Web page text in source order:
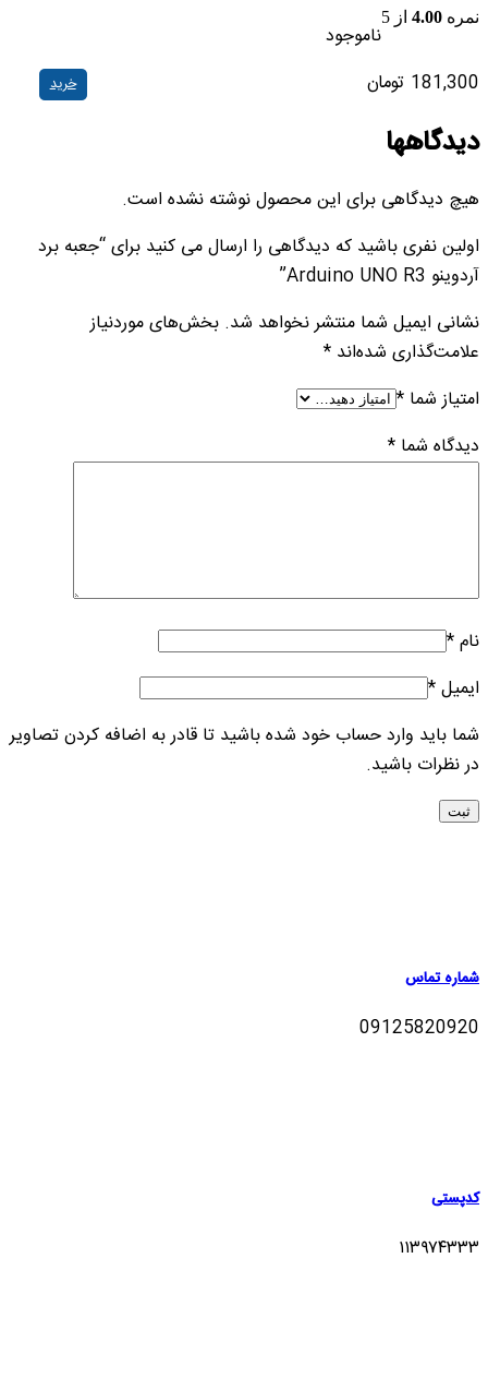
نمره 4.00 از 5
ناموجود
181,300 تومان خرید
دیدگاهها
هیچ دیدگاهی برای این محصول نوشته نشده است.
اولین نفری باشید که دیدگاهی را ارسال می کنید برای “جعبه برد
آردوینو Arduino UNO R3”
نشانی ایمیل شما منتشر نخواهد شد. بخش‌های موردنیاز
علامت‌گذاری شده‌اند *
امتیاز شما *
دیدگاه شما *
نام*
ایمیل*
شما باید وارد حساب خود شده باشید تا قادر به اضافه کردن تصاویر
در نظرات باشید.
شماره تماس
09125820920
کدپستی
۱۱۳۹۷۴۳۳۳